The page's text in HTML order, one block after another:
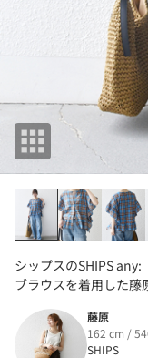
シップスのSHIPS
ブラウスを着用した藤
藤原
162 cm /
SHIPS